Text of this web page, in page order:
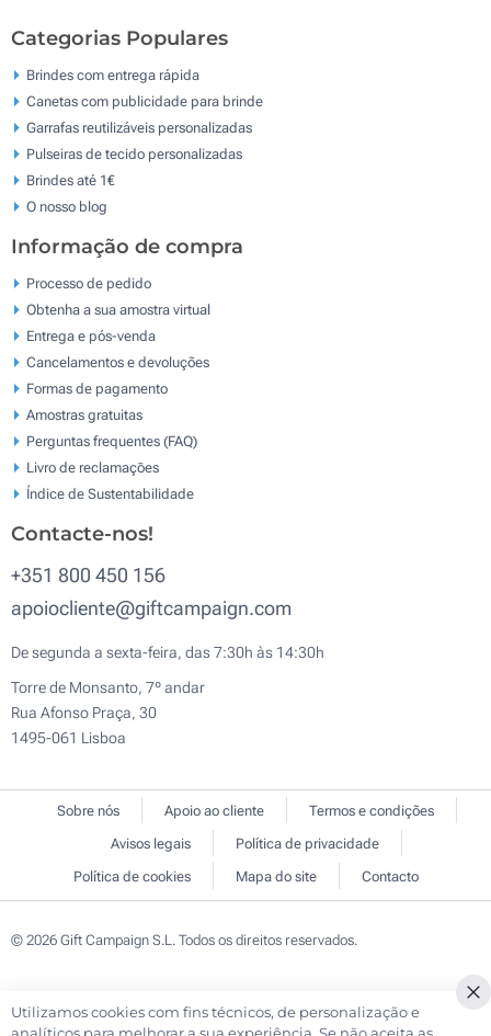
Categorias Populares
Brindes com entrega rápida
Canetas com publicidade para brinde
Garrafas reutilizáveis personalizadas
Pulseiras de tecido personalizadas
Brindes até 1€
O nosso blog
Informação de compra
Processo de pedido
Obtenha a sua amostra virtual
Entrega e pós-venda
Cancelamentos e devoluções
Formas de pagamento
Amostras gratuitas
Perguntas frequentes (FAQ)
Livro de reclamaçōes
Índice de Sustentabilidade
Contacte-nos!
+351 800 450 156
apoiocliente@giftcampaign.com
De segunda a sexta-feira, das 7:30h às 14:30h
Torre de Monsanto, 7º andar
Rua Afonso Praça, 30
1495-061 Lisboa
Sobre nós Apoio ao cliente
Termos e condições
Avisos legais
Política de privacidade
Política de cookies
Mapa do site Contacto
© 2026 Gift Campaign S.L. Todos os direitos reservados.
Utilizamos cookies com fins técnicos, de personalização e